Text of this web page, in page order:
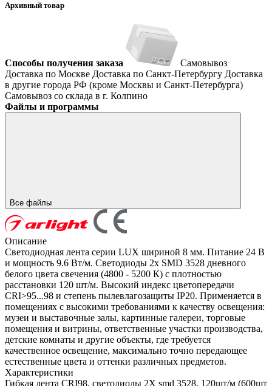
Архивный товар
Способы получения заказа
Самовывоз
Доставка по Москве Доставка по Санкт-Петербургу Доставка
в другие города РФ (кроме Москвы и Санкт-Петербурга)
Самовывоз со склада в г. Колпино
Файлы и программы
Все файлы
Описание
Светодиодная лента серии LUX шириной 8 мм. Питание 24 В
и мощность 9.6 Вт/м. Светодиоды 2x SMD 3528 дневного
белого цвета свечения (4800 - 5200 К) с плотностью
расстановки 120 шт/м. Высокий индекс цветопередачи
CRI>95...98 и степень пылевлагозащиты IP20. Применяется в
помещениях с высокими требованиями к качеству освещения:
музеи и выставочные залы, картинные галереи, торговые
помещения и витрины, ответственные участки производства,
детские комнаты и другие объекты, где требуется
качественное освещение, максимально точно передающее
естественные цвета и оттенки различных предметов.
Характеристики
Гибкая лента CRI98, светодиоды 2X smd 3528, 120шт/м (600шт